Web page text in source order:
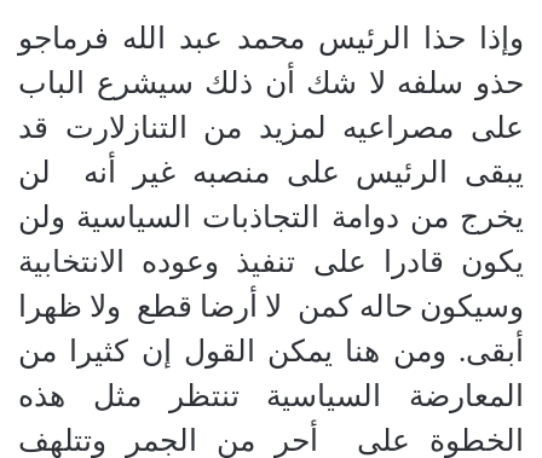
وإذا حذا الرئيس محمد عبد الله فرماجو
حذو سلفه لا شك أن ذلك سيشرع الباب
على مصراعيه لمزيد من التنازلارت قد
يبقى الرئيس على منصبه غير أنه
لن
يخرج من دوامة التجاذبات السياسية ولن
يكون قادرا على تنفيذ وعوده الانتخابية
وسيكون حاله كمن
لا أرضا قطع ولا ظهرا
أبقى. ومن هنا يمكن القول إن كثيرا من
المعارضة السياسية تنتظر مثل هذه
الخطوة على أحر من الجمر وتتلهف